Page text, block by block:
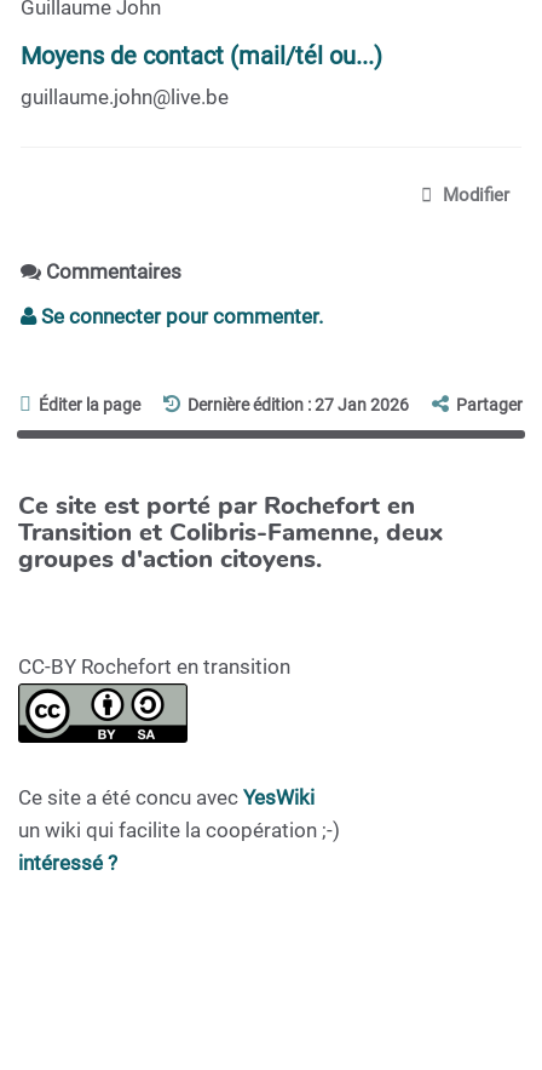
Guillaume John
Moyens de contact (mail/tél ou...)
guillaume.john@live.be
Modifier
Commentaires
Se connecter pour commenter.
Éditer la page Dernière édition : 27 Jan 2026 Partager
Ce site est porté par Rochefort en
Transition et Colibris-Famenne, deux
groupes d'action citoyens.
CC-BY Rochefort en transition
Ce site a été concu avec YesWiki
un wiki qui facilite la coopération ;-)
intéressé ?